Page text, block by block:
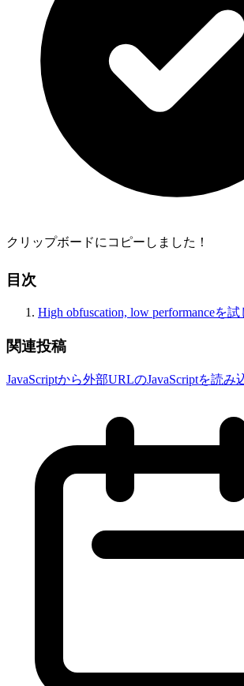
クリップボードにコピーしました！
目次
High obfuscation, low performanceを
関連投稿
JavaScriptから外部URLのJavaScriptを読み